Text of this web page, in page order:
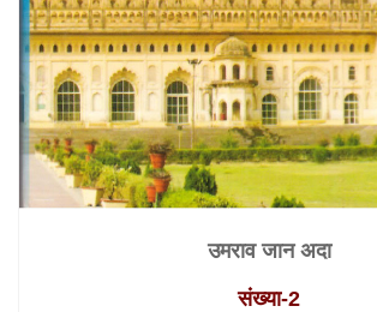
उमराव जान अदा
संख्या‑2